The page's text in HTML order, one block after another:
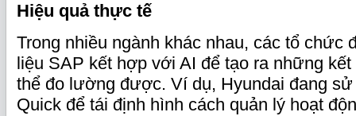
Hiệu quả thực tế
Trong nhiều ngành khác nhau, các tổ chức
liệu SAP kết hợp với AI để tạo ra những
thể đo lường được. Ví dụ, Hyundai đang sử
Quick để tái định hình cách quản lý hoạt